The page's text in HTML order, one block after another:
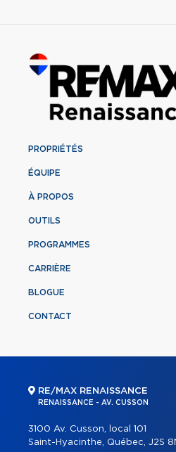
PROPRIÉTÉS
ÉQUIPE
À PROPOS
OUTILS
PROGRAMMES
CARRIÈRE
BLOGUE
CONTACT
RE/MAX RENAISSANCE
RENAISSANCE - AV. CUSSON
3100 Av. Cusson, local 101
Saint-Hyacinthe, Québec, J2S